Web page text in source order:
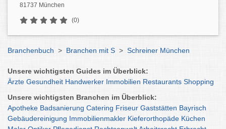
81737 München
(0)
Branchenbuch > Branchen mit S > Schreiner München
Unsere wichtigsten Guides im Überblick:
Ärzte Gesundheit Handwerker Immobilien Restaurants Shopping
Unsere wichtigsten Branchen im Überblick:
Apotheke Badsanierung Catering Friseur Gaststätten Bayrisch
Gebäudereinigung Immobilienmakler Kieferorthopäde Küchen